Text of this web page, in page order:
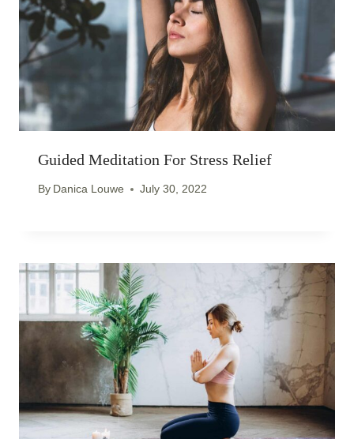
Guided Meditation For Stress Relief
By Danica Louwe July 30, 2022